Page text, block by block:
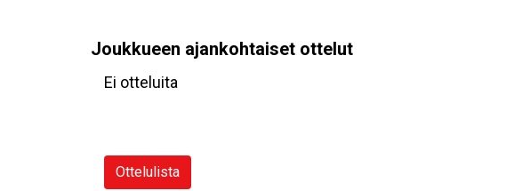
Joukkueen ajankohtaiset ottelut
Ei otteluita
Ottelulista